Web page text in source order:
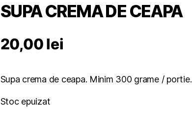
SUPA CREMA DE CEAPA
20,00lei
Supa crema de ceapa. Minim 300 grame / portie.
Stoc epuizat